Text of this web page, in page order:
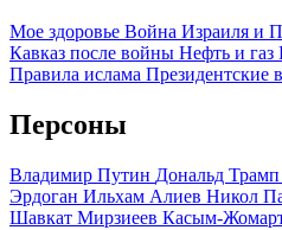
Мое здоровье Война Израиля и
Кавказ после войны Нефть и газ
Правила ислама Президентские
Персоны
Владимир Путин Дональд Трамп
Эрдоган Ильхам Алиев Никол
Шавкат Мирзиеев Касым-